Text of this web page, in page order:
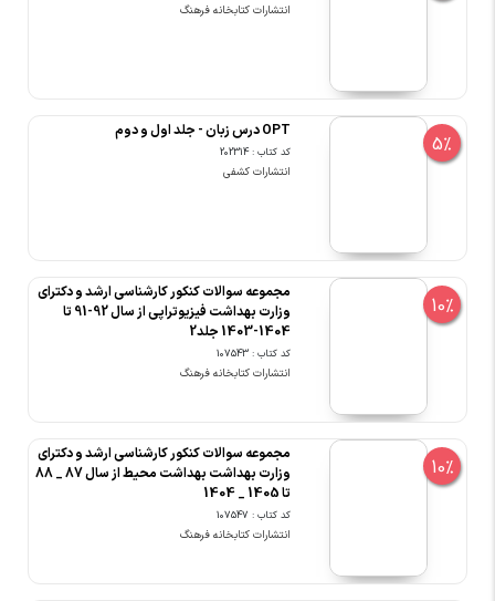
انتشارات کتابخانه فرهنگ
5%
OPT درس زبان - جلد اول و دوم
کد کتاب : 202314
انتشارات کشفی
10%
مجموعه سوالات کنکور کارشناسی ارشد و دکترای
وزارت بهداشت فیزیوتراپی از سال 92-91 تا
1404-1403 جلد2
کد کتاب : 107543
انتشارات کتابخانه فرهنگ
10%
مجموعه سوالات کنکور کارشناسی ارشد و دکترای
وزارت بهداشت بهداشت محیط از سال 87 _ 88
تا 1405 _ 1404
کد کتاب : 107547
انتشارات کتابخانه فرهنگ